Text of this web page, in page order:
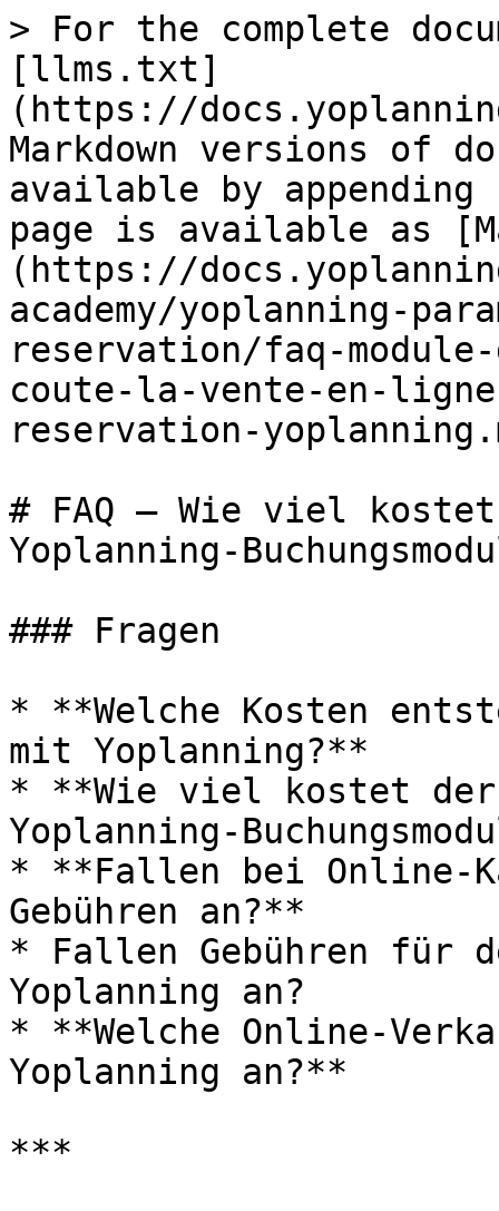
> For the complete
[llms.txt]
(https://
Markdown versions of
available by
page is available as
(https://
academy/yoplanning-
reservation/faq-
coute-la-vente-en-
reservation-
# FAQ – Wie viel
Yoplanning-
### Fragen
* **Welche Kosten
mit Yoplanning?**
* **Wie viel kostet der
Yoplanning-
* **Fallen bei Online-
Gebühren an?**
* Fallen Gebühren für
Yoplanning an?
* **Welche Online-
Yoplanning an?**
***